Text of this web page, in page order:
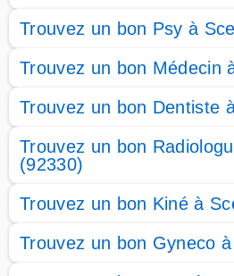
Trouvez un bon Psy à
Trouvez un bon Médecin
Trouvez un bon Dentiste
Trouvez un bon
(92330)
Trouvez un bon Kiné à
Trouvez un bon Gyneco